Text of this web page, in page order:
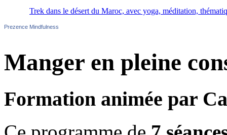
Trek dans le désert du Maroc, avec yoga, méditation,
Prezence Mindfulness
Manger en pleine
Formation animée par